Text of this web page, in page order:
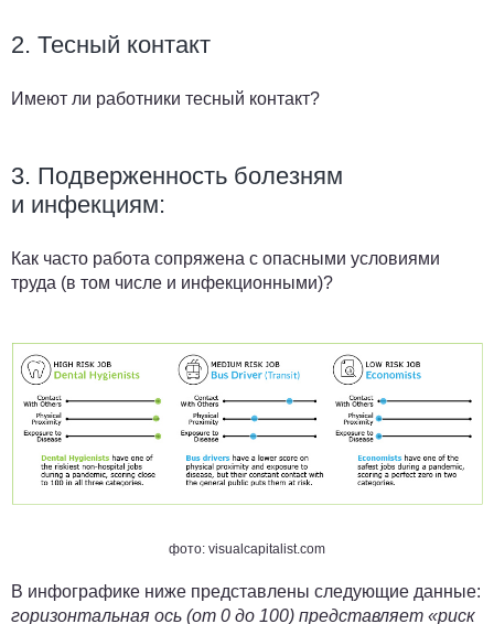
2. Тесный контакт
Имеют ли работники тесный контакт?
3. Подверженность болезням
и инфекциям:
Как часто работа сопряжена с опасными условиями
труда (в том числе и инфекционными)?
фото: visualcapitalist.com
В инфографике ниже представлены следующие данные:
горизонтальная ось (от 0 до 100) представляет «риск